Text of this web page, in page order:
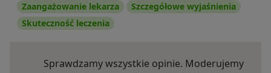
Zaangażowanie lekarza
Szczegółowe wyjaśnienia
Skuteczność leczenia
Sprawdzamy wszystkie opinie. Moderujemy